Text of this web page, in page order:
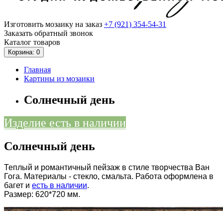
Изготовить мозаику на заказ +7 (921) 354-54-31
Заказать обратный звонок
Каталог товаров
Корзина: 0
Главная
Картины из мозаики
Солнечный день
Изделие есть в наличии
Солнечный день
Теплый и романтичный пейзаж в стиле творчества Ван
Гога. Материалы - стекло, смальта. Работа оформлена в
багет и есть в наличии.
Размер: 620*720 мм.